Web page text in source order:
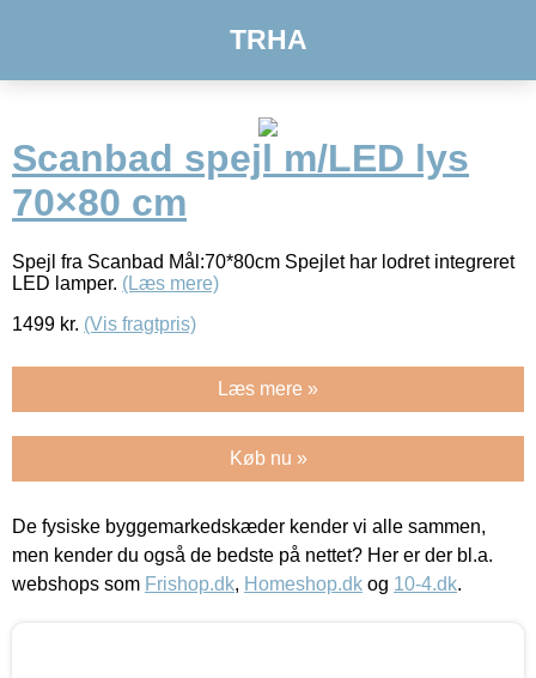
TRHA
Scanbad spejl m/LED lys
70×80 cm
Spejl fra Scanbad Mål:70*80cm Spejlet har lodret integreret
LED lamper. (Læs mere)
1499 kr. (Vis fragtpris)
Læs mere »
Køb nu »
De fysiske byggemarkedskæder kender vi alle sammen,
men kender du også de bedste på nettet? Her er der bl.a.
webshops som Frishop.dk, Homeshop.dk og 10-4.dk.